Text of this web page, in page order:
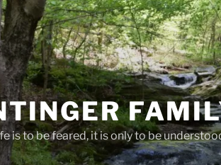
is to be feared, it is only to be